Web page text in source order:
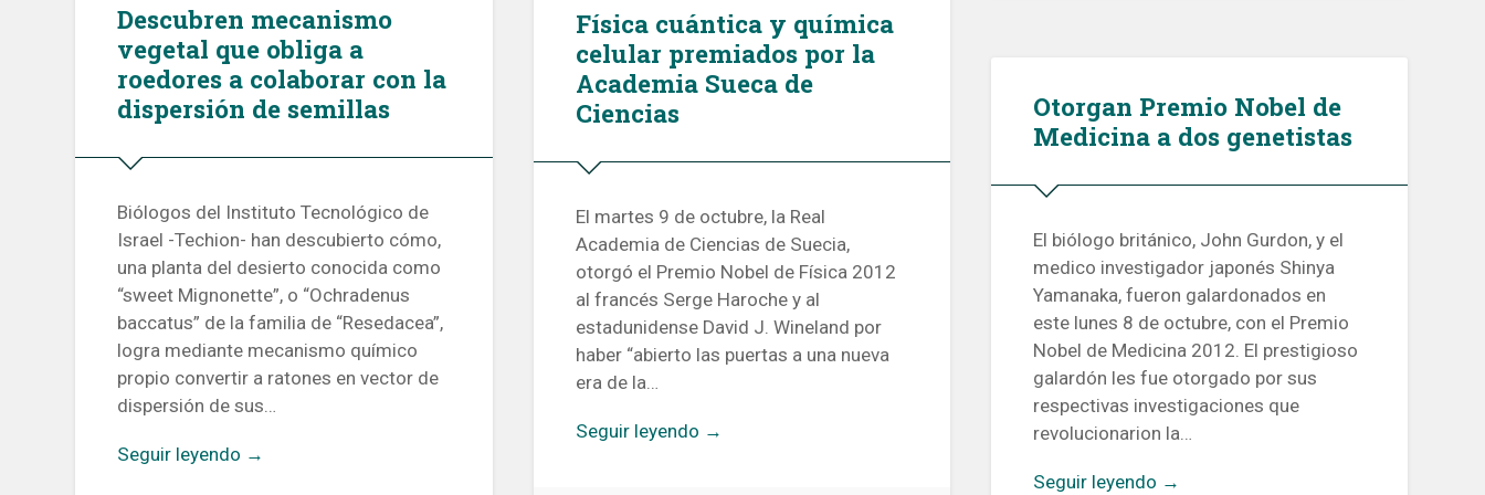
Descubren mecanismo
vegetal que obliga a
roedores a colaborar con la
dispersión de semillas
Biólogos del Instituto Tecnológico de
Israel -Techion- han descubierto cómo,
una planta del desierto conocida como
“sweet Mignonette”, o “Ochradenus
baccatus” de la familia de “Resedacea”,
logra mediante mecanismo químico
propio convertir a ratones en vector de
dispersión de sus…
Seguir leyendo →
Física cuántica y química
celular premiados por la
Academia Sueca de
Ciencias
El martes 9 de octubre, la Real
Academia de Ciencias de Suecia,
otorgó el Premio Nobel de Física 2012
al francés Serge Haroche y al
estadunidense David J. Wineland por
haber “abierto las puertas a una nueva
era de la…
Seguir leyendo →
Otorgan Premio Nobel de
Medicina a dos genetistas
El biólogo británico, John Gurdon, y el
medico investigador japonés Shinya
Yamanaka, fueron galardonados en
este lunes 8 de octubre, con el Premio
Nobel de Medicina 2012. El prestigioso
galardón les fue otorgado por sus
respectivas investigaciones que
revolucionarion la…
Seguir leyendo →